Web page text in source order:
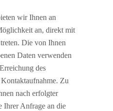
wir Ihnen an
an, direkt mit
Die von Ihnen
Daten verwenden
des
Zu
nach erfolgter
Ihrer Anfrage an die